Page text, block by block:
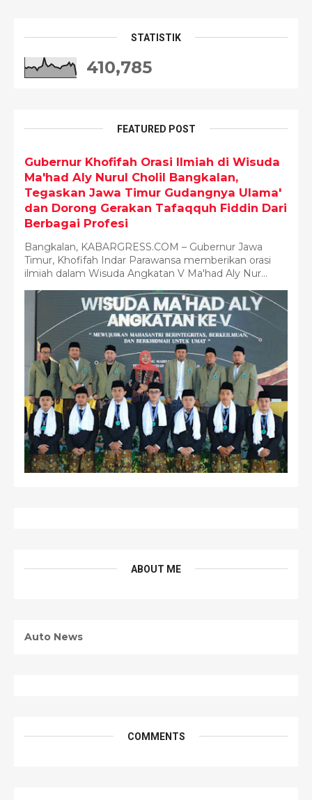
STATISTIK
410,785
FEATURED POST
Gubernur Khofifah Orasi Ilmiah di Wisuda
Ma'had Aly Nurul Cholil Bangkalan,
Tegaskan Jawa Timur Gudangnya Ulama'
dan Dorong Gerakan Tafaqquh Fiddin Dari
Berbagai Profesi
Bangkalan, KABARGRESS.COM – Gubernur Jawa
Timur, Khofifah Indar Parawansa memberikan orasi
ilmiah dalam Wisuda Angkatan V Ma'had Aly Nur...
ABOUT ME
Auto News
COMMENTS